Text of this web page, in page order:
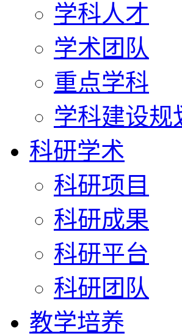
学科人才
学术团队
重点学科
学科建设规
科研学术
科研项目
科研成果
科研平台
科研团队
教学培养